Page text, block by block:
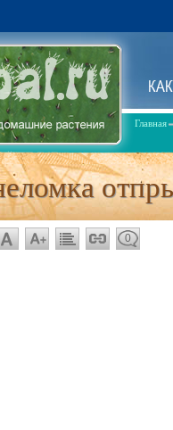
Главная
0